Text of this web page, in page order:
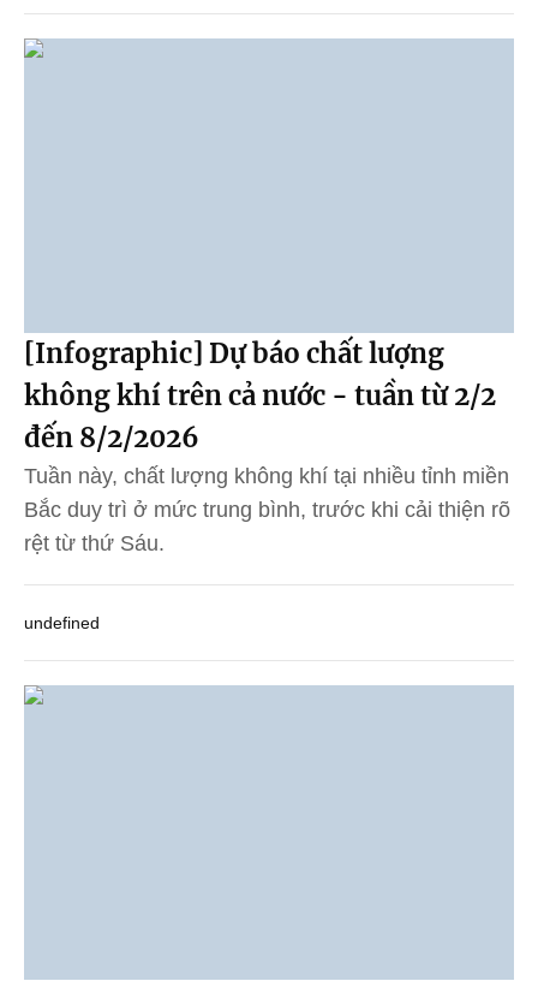
[Infographic] Dự báo chất lượng
không khí trên cả nước - tuần từ 2/2
đến 8/2/2026
Tuần này, chất lượng không khí tại nhiều tỉnh miền
Bắc duy trì ở mức trung bình, trước khi cải thiện rõ
rệt từ thứ Sáu.
undefined